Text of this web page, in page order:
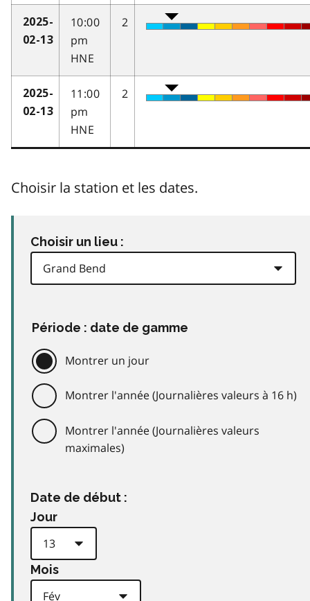
2025-
02-13
10:00
pm
HNE
2
2025-
02-13
11:00
pm
HNE
2
Choisir la station et les dates.
Choisir un lieu :
Période : date de gamme
Montrer un jour
Montrer l'année (Journalières valeurs à 16 h)
Montrer l'année (Journalières valeurs
maximales)
Date de début :
Jour
Mois